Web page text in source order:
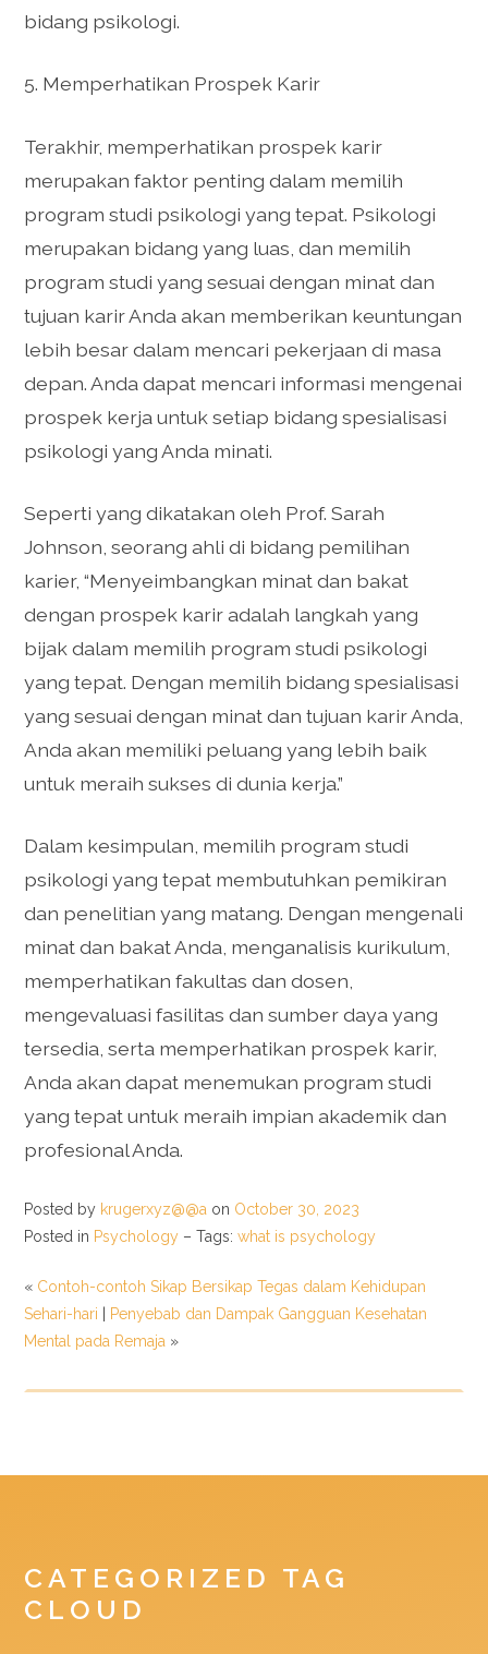
bidang psikologi.
5. Memperhatikan Prospek Karir
Terakhir, memperhatikan prospek karir
merupakan faktor penting dalam memilih
program studi psikologi yang tepat. Psikologi
merupakan bidang yang luas, dan memilih
program studi yang sesuai dengan minat dan
tujuan karir Anda akan memberikan keuntungan
lebih besar dalam mencari pekerjaan di masa
depan. Anda dapat mencari informasi mengenai
prospek kerja untuk setiap bidang spesialisasi
psikologi yang Anda minati.
Seperti yang dikatakan oleh Prof. Sarah
Johnson, seorang ahli di bidang pemilihan
karier, “Menyeimbangkan minat dan bakat
dengan prospek karir adalah langkah yang
bijak dalam memilih program studi psikologi
yang tepat. Dengan memilih bidang spesialisasi
yang sesuai dengan minat dan tujuan karir Anda,
Anda akan memiliki peluang yang lebih baik
untuk meraih sukses di dunia kerja.”
Dalam kesimpulan, memilih program studi
psikologi yang tepat membutuhkan pemikiran
dan penelitian yang matang. Dengan mengenali
minat dan bakat Anda, menganalisis kurikulum,
memperhatikan fakultas dan dosen,
mengevaluasi fasilitas dan sumber daya yang
tersedia, serta memperhatikan prospek karir,
Anda akan dapat menemukan program studi
yang tepat untuk meraih impian akademik dan
profesional Anda.
Posted by krugerxyz@@a on October 30, 2023
Posted in Psychology – Tags:what is psychology
« Contoh-contoh Sikap Bersikap Tegas dalam Kehidupan
Sehari-hari
Penyebab dan Dampak Gangguan Kesehatan
Mental pada Remaja »
CATEGORIZED TAG
CLOUD